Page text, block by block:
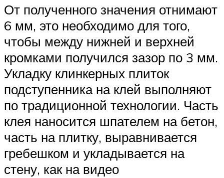
От полученного значения отнимают
6 мм, это необходимо для того,
чтобы между нижней и верхней
кромками получился зазор по 3 мм.
Укладку клинкерных плиток
подступенника на клей выполняют
по традиционной технологии. Часть
клея наносится шпателем на бетон,
часть на плитку, выравнивается
гребешком и укладывается на
стену, как на видео